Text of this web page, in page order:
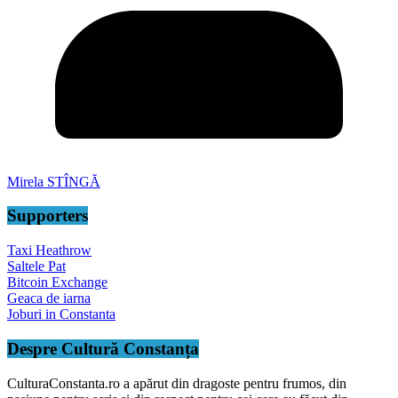
Mirela STÎNGĂ
Supporters
Taxi Heathrow
Saltele Pat
Bitcoin Exchange
Geaca de iarna
Joburi in Constanta
Despre Cultură Constanța
CulturaConstanta.ro a apărut din dragoste pentru frumos, din